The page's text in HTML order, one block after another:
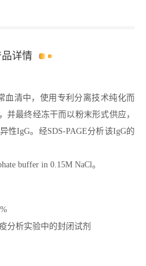
品详情
血清中，使用专利分离技术纯化而
并最终经冻干而以粉末形式供应，
性IgG。经SDS-PAGE分析该IgG的
buffer in 0.15M NaCl。
分析实验中的封闭试剂